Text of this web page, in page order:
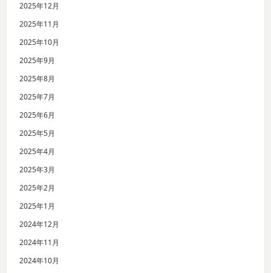
2025年12月
2025年11月
2025年10月
2025年9月
2025年8月
2025年7月
2025年6月
2025年5月
2025年4月
2025年3月
2025年2月
2025年1月
2024年12月
2024年11月
2024年10月